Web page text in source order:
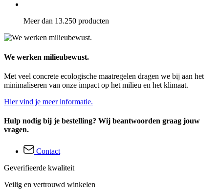
Meer dan 13.250 producten
We werken milieubewust.
Met veel concrete ecologische maatregelen dragen we bij aan het
minimaliseren van onze impact op het milieu en het klimaat.
Hier vind je meer informatie.
Hulp nodig bij je bestelling? Wij beantwoorden graag jouw
vragen.
Contact
Geverifieerde kwaliteit
Veilig en vertrouwd winkelen